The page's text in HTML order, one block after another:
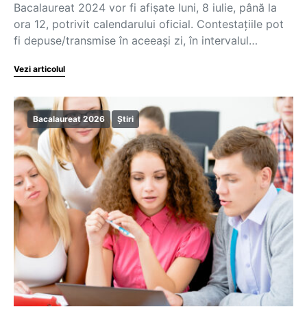
Bacalaureat 2024 vor fi afișate luni, 8 iulie, până la
ora 12, potrivit calendarului oficial. Contestațiile pot
fi depuse/transmise în aceeași zi, în intervalul…
Vezi articolul
Bacalaureat 2026 Știri